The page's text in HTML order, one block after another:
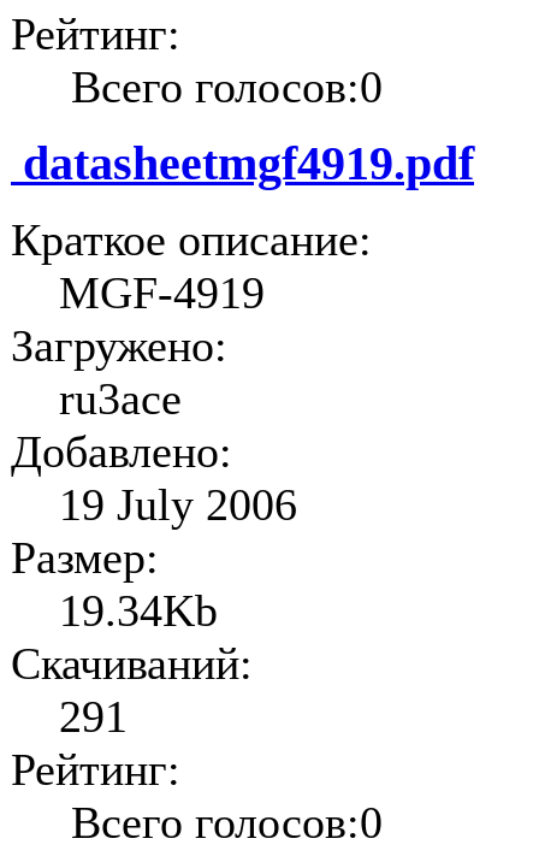
Рейтинг:
Всего голосов:0
datasheetmgf4919.pdf
Краткое описание:
MGF-4919
Загружено:
ru3ace
Добавлено:
19 July 2006
Размер:
19.34Kb
Скачиваний:
291
Рейтинг:
Всего голосов:0